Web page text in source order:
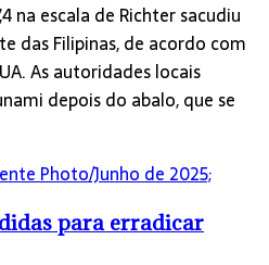
na escala de Richter sacudiu
das Filipinas, de acordo com
As autoridades locais
depois do abalo, que se
para erradicar